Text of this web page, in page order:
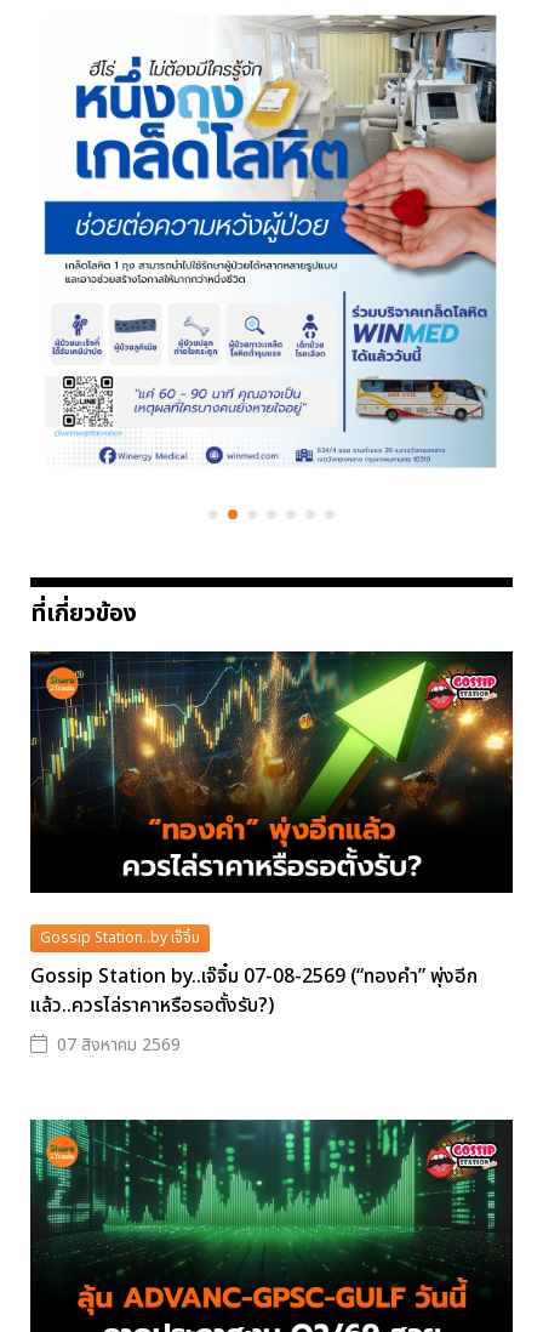
ที่เกี่ยวข้อง
Gossip Station..by เจ๊จิ๋ม
Gossip Station by..เจ๊จิ๋ม 07-08-2569 (“ทองคำ” พุ่งอีก
แล้ว..ควรไล่ราคาหรือรอตั้งรับ?)
07 สิงหาคม 2569